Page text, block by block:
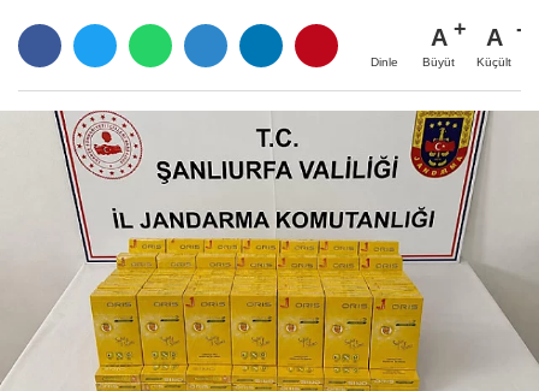
Dinle
A
Büyüt
A
Küçült